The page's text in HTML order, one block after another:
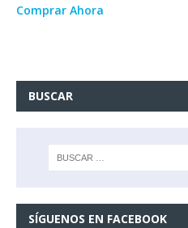
Comprar Ahora
BUSCAR
SÍGUENOS EN FACEBOOK